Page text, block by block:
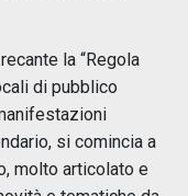
la “Regola
di pubblico
si comincia a
molto articolato e